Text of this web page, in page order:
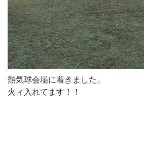
熱気球会場に着きました。
火ィ入れてます！！